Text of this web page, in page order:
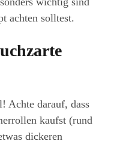
achten solltest.
Achte darauf, dass
kaufst (rund
dickeren